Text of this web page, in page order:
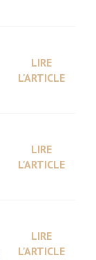
LIRE
L'ARTICLE
LIRE
L'ARTICLE
LIRE
L'ARTICLE